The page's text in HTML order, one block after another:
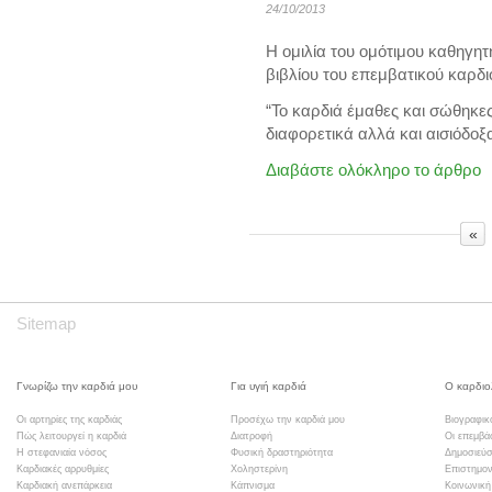
24/10/2013
Η ομιλία του ομότιμου
βιβλίου του επεμβατικού
“Το καρδιά έμαθες και
διαφορετικά αλλά και
Διαβάστε ολόκληρο το άρθρο
«
Sitemap
Γνωρίζω την καρδιά μου
Οι αρτηρίες της καρδιάς
Πώς λειτουργεί η καρδιά
Η στεφανιαία νόσος
Καρδιακές αρρυθμίες
Καρδιακή ανεπάρκεια
Για υγιή καρδιά
Προσέχω την καρδιά μου
Διατροφή
Φυσική δραστηριότητα
Χοληστερίνη
Κάπνισμα
Ο
Οι